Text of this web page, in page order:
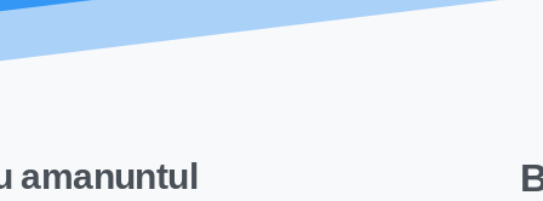
amanuntul